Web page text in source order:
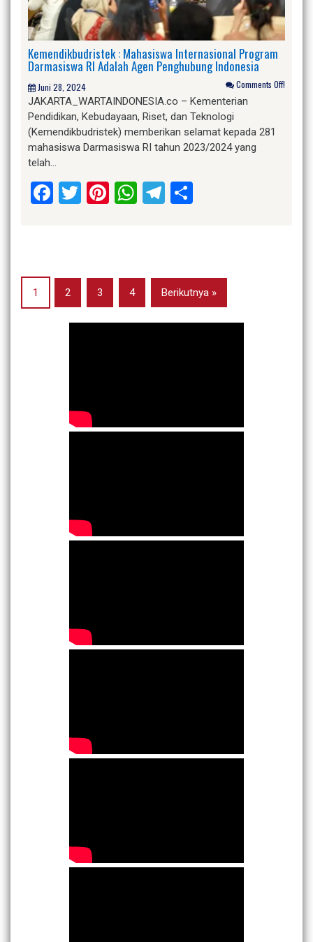
Kemendikbudristek : Mahasiswa Internasional Program
Darmasiswa RI Adalah Agen Penghubung Indonesia
Juni 28, 2024 Comments Off!
JAKARTA_WARTAINDONESIA.co – Kementerian
Pendidikan, Kebudayaan, Riset, dan Teknologi
(Kemendikbudristek) memberikan selamat kepada 281
mahasiswa Darmasiswa RI tahun 2023/2024 yang
telah…
Facebook
Twitter
Pinterest
WhatsApp
Telegram
1 2 3 4 Berikutnya »